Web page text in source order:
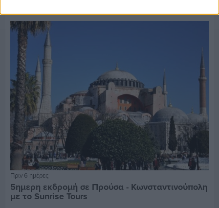
Πριν 6 ημέρες
5ημερη εκδρομή σε Προύσα - Κωνσταντινούπολη
με το Sunrise Tours